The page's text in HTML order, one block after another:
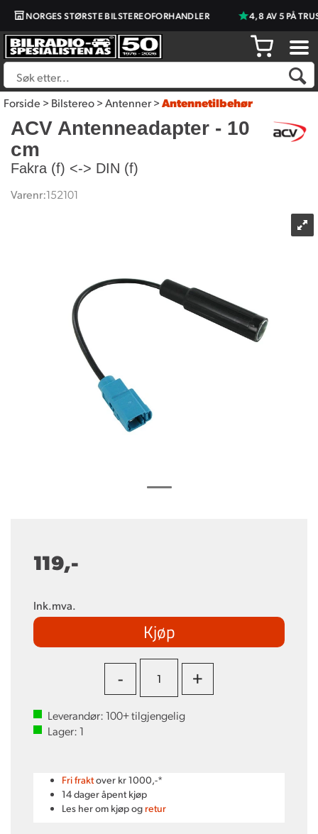
NORGES STØRSTE BILSTEREOFORHANDLER 4,8 AV 5 PÅ
Forside>Bilstereo>Antenner>Antennetilbehør
ACV Antenneadapter - 10
cm
Fakra (f) <-> DIN (f)
Varenr:152101
119,-
Ink.mva.
Kjøp
- +
Leverandør:100+tilgjengelig
Lager:1
Fri fraktover kr 1000,-*
14 dager åpent kjøp
Les her om kjøp og retur